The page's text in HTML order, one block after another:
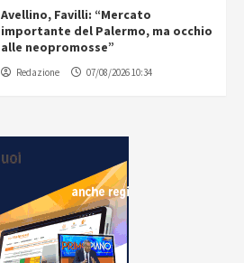
Avellino, Favilli: “Mercato
importante del Palermo, ma occhio
alle neopromosse”
Redazione 07/08/2026 10:34